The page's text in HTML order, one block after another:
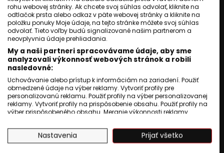
3 min. čítania
rohu webovej stránky. Ak chcete svoj súhlas odvolať, kliknite na
odtlačok prsta alebo odkaz v päte webovej stránky a kliknite na
položku ponuky Moje údaje, na tejto stránke môžete svoj súhlas
odvolať. Tieto voľby budú signalizované našim partnerom a
neovplyvnia údaje prehliadania.
My a naši partneri spracovávame údaje, aby sme
analyzovali výkonnosť webových stránok a robili
nasledovné:
Uchovávanie alebo prístup k informáciám na zariadení. Použiť
obmedzené údaje na výber reklamy. Vytvoriť profily pre
personalizovanú reklamu. Použiť profily na výber personalizovanej
reklamy. Vytvoriť profily na prispôsobenie obsahu. Použiť profily na
výber prispôsobeného obsahu. Meranie výkonnosti reklamy.
štatistík alebo spájania údajov z rôznych zdrojov. Vývoj a
zlepšovanie služieb. Použitie obmedzených údajov na výber
obsahu.
Nastavenia Prijať všetko